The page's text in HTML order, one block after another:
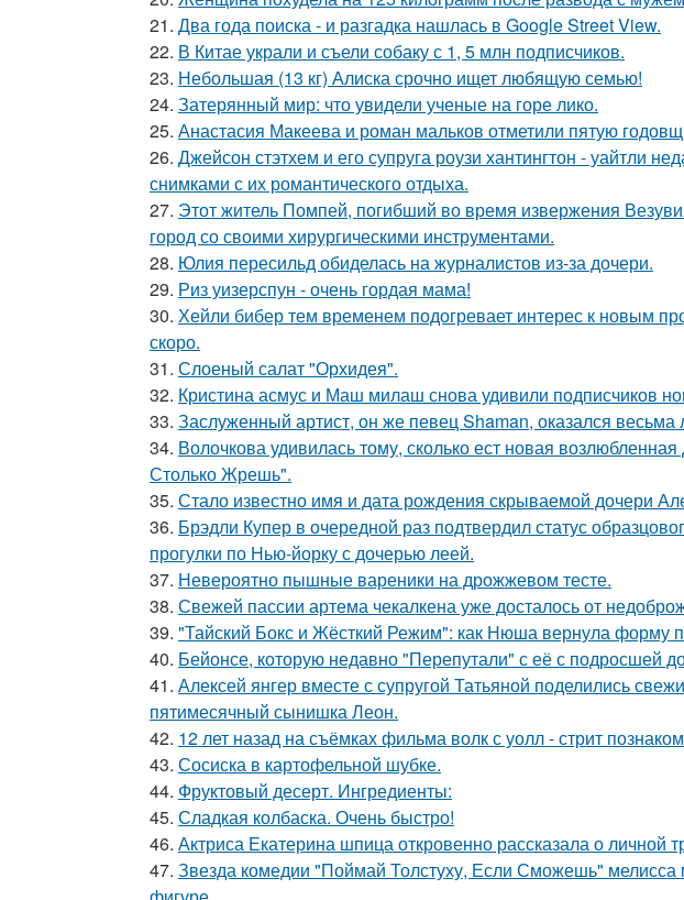
21. Два года поиска - и разгадка нашлась в Google Street View.
22. В Китае украли и съели собаку с 1, 5 млн подписчиков.
23. Небольшая (13 кг) Алиска срочно ищет любящую семью!
24. Затерянный мир: что увидели ученые на горе лико.
25. Анастасия Макеева и роман мальков отметили пятую
26. Джейсон стэтхем и его супруга роузи хантингтон - уайтли
снимками с их романтического отдыха.
27. Этот житель Помпей, погибший во время извержения
город со своими хирургическими инструментами.
28. Юлия пересильд обиделась на журналистов из-за дочери.
29. Риз уизерспун - очень гордая мама!
30. Хейли бибер тем временем подогревает интерес к новым
скоро.
31. Слоеный салат "Орхидея".
32. Кристина асмус и Маш милаш снова удивили подписчиков
33. Заслуженный артист, он же певец Shaman, оказался
34. Волочкова удивилась тому, сколько ест новая
Столько Жрешь".
35. Стало известно имя и дата рождения скрываемой дочери
36. Брэдли Купер в очередной раз подтвердил статус
прогулки по Нью-йорку с дочерью леей.
37. Невероятно пышные вареники на дрожжевом тесте.
38. Свежей пассии артема чекалкена уже досталось от
39. "Тайский Бокс и Жёсткий Режим": как Нюша вернула форму
40. Бейонсе, которую недавно "Перепутали" с её с подросшей
41. Алексей янгер вместе с супругой Татьяной поделились
пятимесячный сынишка Леон.
42. 12 лет назад на съёмках фильма волк с уолл - стрит
43. Сосиска в картофельной шубке.
44. Фруктовый десерт. Ингредиенты:
45. Сладкая колбаска. Очень быстро!
46. Актриса Екатерина шпица откровенно рассказала о личной
47. Звезда комедии "Поймай Толстуху, Если Сможешь" мелисса